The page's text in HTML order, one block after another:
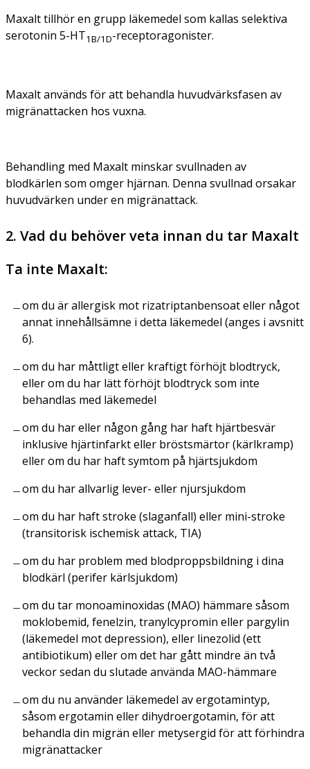
Maxalt tillhör en grupp läkemedel som kallas selektiva
serotonin 5-HT1B/1D-receptoragonister.
Maxalt används för att behandla huvudvärksfasen av
migränattacken hos vuxna.
Behandling med Maxalt minskar svullnaden av
blodkärlen som omger hjärnan. Denna svullnad orsakar
huvudvärken under en migränattack.
2. Vad du behöver veta innan du tar Maxalt
Ta inte Maxalt:
om du är allergisk mot rizatriptanbensoat eller något
annat innehållsämne i detta läkemedel (anges i avsnitt
6).
om du har måttligt eller kraftigt förhöjt blodtryck,
eller om du har lätt förhöjt blodtryck som inte
behandlas med läkemedel
om du har eller någon gång har haft hjärtbesvär
inklusive hjärtinfarkt eller bröstsmärtor (kärlkramp)
eller om du har haft symtom på hjärtsjukdom
om du har allvarlig lever- eller njursjukdom
om du har haft stroke (slaganfall) eller mini-stroke
(transitorisk ischemisk attack, TIA)
om du har problem med blodproppsbildning i dina
blodkärl (perifer kärlsjukdom)
om du tar monoaminoxidas (MAO) hämmare såsom
moklobemid, fenelzin, tranylcypromin eller pargylin
(läkemedel mot depression), eller linezolid (ett
antibiotikum) eller om det har gått mindre än två
veckor sedan du slutade använda MAO-hämmare
om du nu använder läkemedel av ergotamintyp,
såsom ergotamin eller dihydroergotamin, för att
behandla din migrän eller metysergid för att förhindra
migränattacker